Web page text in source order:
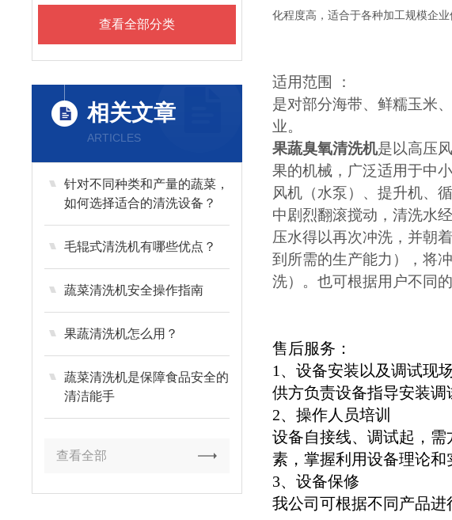
查看全部分类
相关文章
ARTICLES
针对不同种类和产量的蔬菜，
如何选择适合的清洗设备？
毛辊式清洗机有哪些优点？
蔬菜清洗机安全操作指南
果蔬清洗机怎么用？
蔬菜清洗机是保障食品安全的
清洁能手
查看全部
化程度高，适合于各种加工规模企业
适用范围 ：
是对部分海带、鲜糯玉米
业。
果蔬臭氧清洗机是以高压
果的机械，广泛适用于中
风机（水泵）、提升机、
中剧烈翻滚搅动，清洗水
压水得以再次冲洗，并朝
到所需的生产能力），将
洗）。也可根据用户不同
售后服务：
1、设备安装以及调试现
供方负责设备指导安装调
2、操作人员培训
设备自接线、调试起，
素，掌握利用设备理论和
3、设备保修
我公司可根据不同产品进